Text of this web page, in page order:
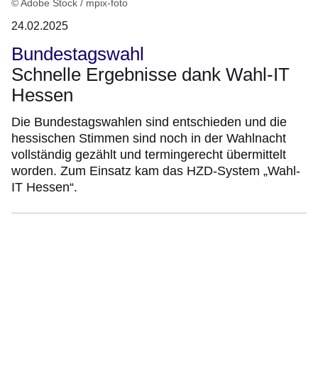
© Adobe Stock / mpix-foto
24.02.2025
Bundestagswahl
Schnelle Ergebnisse dank Wahl-IT
Hessen
Die Bundestagswahlen sind entschieden und die
hessischen Stimmen sind noch in der Wahlnacht
vollständig gezählt und termingerecht übermittelt
worden. Zum Einsatz kam das HZD-System „Wahl-
IT Hessen“.